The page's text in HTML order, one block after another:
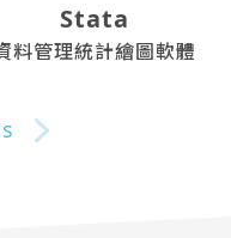
Stata
料管理統計繪圖軟體